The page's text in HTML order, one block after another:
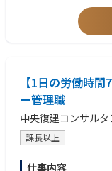
【1⽇の労働時
ー管理職
中央復建コンサル
課長以上
仕事内容